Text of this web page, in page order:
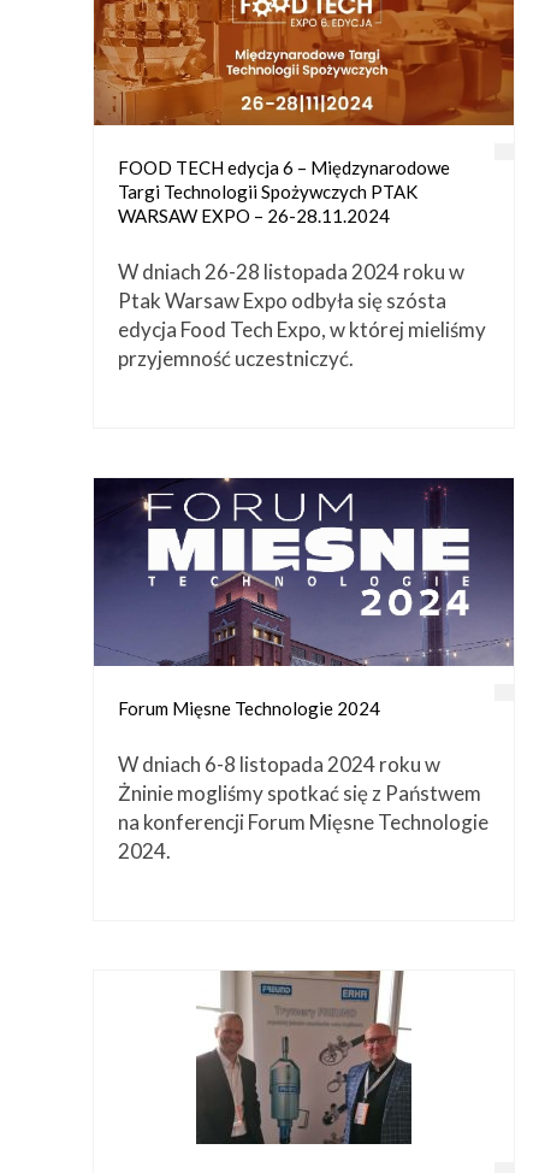
FOOD TECH edycja 6 – Międzynarodowe
Targi Technologii Spożywczych PTAK
WARSAW EXPO – 26-28.11.2024
W dniach 26-28 listopada 2024 roku w
Ptak Warsaw Expo odbyła się szósta
edycja Food Tech Expo, w której mieliśmy
przyjemność uczestniczyć.
Forum Mięsne Technologie 2024
W dniach 6-8 listopada 2024 roku w
Żninie mogliśmy spotkać się z Państwem
na konferencji Forum Mięsne Technologie
2024.